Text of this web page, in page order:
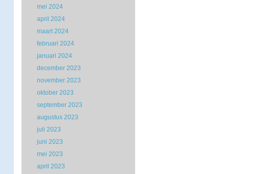
mei 2024
april 2024
maart 2024
februari 2024
januari 2024
december 2023
november 2023
oktober 2023
september 2023
augustus 2023
juli 2023
juni 2023
mei 2023
april 2023